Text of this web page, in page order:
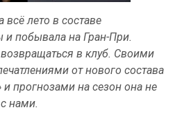
лето в составе
побывала на Гран-При.
в клуб. Своими
от нового состава
прогнозами на сезон она не
нами.